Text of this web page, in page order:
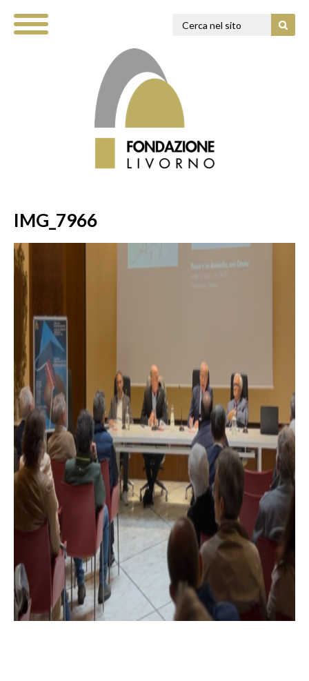
IMG_7966